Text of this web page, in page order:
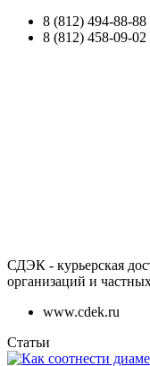
8 (812) 494-88-88
8 (812) 458-09-02
СДЭК - курьерская
организаций и
www.cdek.ru
Статьи